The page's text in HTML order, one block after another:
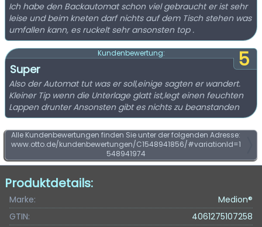
Ich habe den Backautomat schon viel gebraucht er ist sehr
leise und beim kneten darf nichts auf dem Tisch stehen was
umfallen kann, es ruckelt sehr ansonsten top .
5
Kundenbewertung:
Super
Also der Automat tut was er soll,einige sagten er wandert.
Kleiner Tip wenn die Unterlage glatt ist,legt einen feuchten
Lappen drunter Ansonsten gibt es nichts zu beanstanden
Alle Kundenbewertungen finden Sie unter der folgenden Adresse:
www.otto.de/kundenbewertungen/C1548941856/#variationId=1
548941974
Produktdetails:
Marke:
Medion®
GTIN:
4061275107258